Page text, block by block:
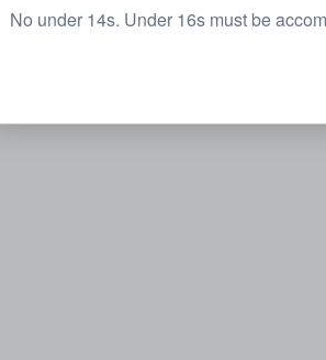
No under 14s. Under 16s must be